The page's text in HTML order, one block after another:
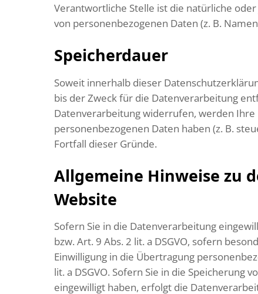
Verantwortliche Stelle ist die natürliche
von personenbezogenen Daten (z. B.
Speicherdauer
Soweit innerhalb dieser
bis der Zweck für die Datenverarbeitung
Datenverarbeitung widerrufen, werden
personenbezogenen Daten haben (z. B.
Fortfall dieser Gründe.
Allgemeine Hinweise zu
Website
Sofern Sie in die Datenverarbeitung
bzw. Art. 9 Abs. 2 lit. a DSGVO, sofern
Einwilligung in die Übertragung
lit. a DSGVO. Sofern Sie in die Speicherung
eingewilligt haben, erfolgt die